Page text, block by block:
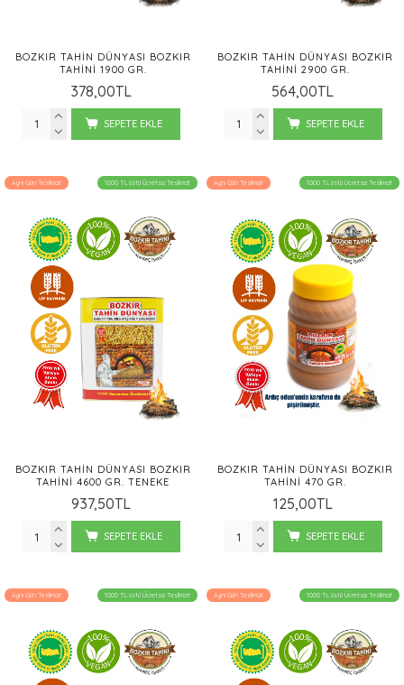
BOZKIR TAHIN DÜNYASI BOZKIR
TAHINI 1900 GR.
378,00TL
SEPETE EKLE
BOZKIR TAHIN DÜNYASI BOZKIR
TAHINI 2900 GR.
564,00TL
SEPETE EKLE
Aynı Gün Teslimat 1000 TL üstü Ücretsiz Teslimat
BOZKIR TAHIN DÜNYASI BOZKIR
TAHINI 4600 GR. TENEKE
937,50TL
SEPETE EKLE
Aynı Gün Teslimat 1000 TL üstü Ücretsiz Teslimat
BOZKIR TAHIN DÜNYASI BOZKIR
TAHINI 470 GR.
125,00TL
SEPETE EKLE
Aynı Gün Teslimat 1000 TL üstü Ücretsiz Teslimat Aynı Gün Teslimat 1000 TL üstü Ücretsiz Teslimat